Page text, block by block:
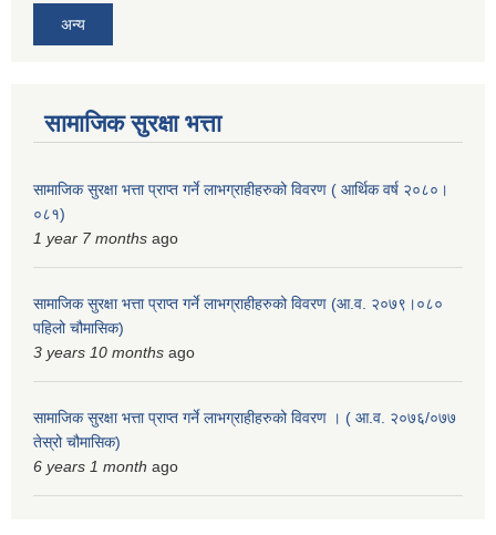
अन्य
सामाजिक सुरक्षा भत्ता
सामाजिक सुरक्षा भत्ता प्राप्त गर्ने लाभग्राहीहरुको विवरण ( आर्थिक वर्ष २०८०।
०८१)
1 year 7 months ago
सामाजिक सुरक्षा भत्ता प्राप्त गर्ने लाभग्राहीहरुको विवरण (आ.व. २०७९।०८०
पहिलो चौमासिक)
3 years 10 months ago
सामाजिक सुरक्षा भत्ता प्राप्त गर्ने लाभग्राहीहरुको विवरण । ( आ.व. २०७६/०७७
तेस्रो चौमासिक)
6 years 1 month ago